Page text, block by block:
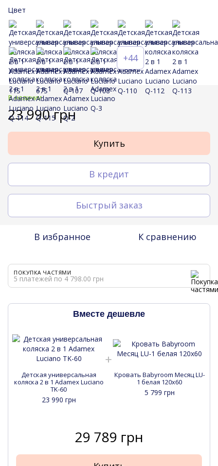
Цвет
+44
В наличии
23 990 грн
Купить
В кредит
Быстрый заказ
В избранное К сравнению
ПОКУПКА ЧАСТЯМИ
5 платежей по 4 798.00 грн
Вместе дешевле
Детская универсальная
коляска 2 в 1 Adamex Luciano
TK-60
23 990 грн
Кровать Babyroom Месяц LU-
1 белая 120x60
5 799 грн
29 789 грн